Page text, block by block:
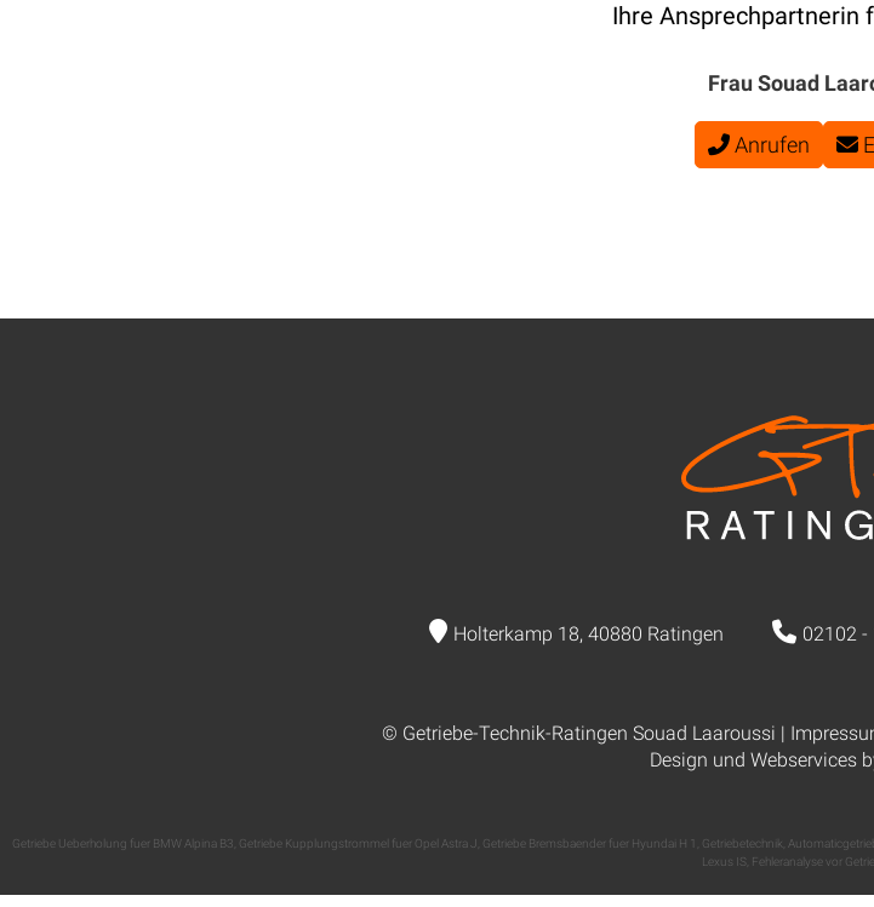
Ihre Ansprechpartnerin
Frau Souad
Anrufen
Holterkamp 18, 40880 Ratingen 02102 -
© Getriebe-Technik-Ratingen Souad Laaroussi |
Design und Webservices
Getriebe Ueberholung fuer BMW Alpina B3 Getriebe Kupplungstrommel fuer Opel Astra J Getriebe Bremsbaender fuer Hyundai H 1 Getriebetechnik
Lexus IS Fehleranalyse vor